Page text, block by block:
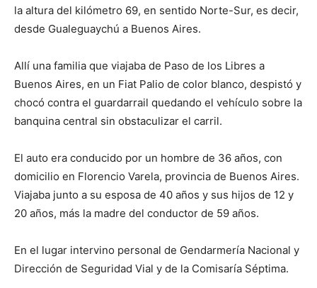
la altura del kilómetro 69, en sentido Norte-Sur, es decir,
desde Gualeguaychú a Buenos Aires.
Allí una familia que viajaba de Paso de los Libres a
Buenos Aires, en un Fiat Palio de color blanco, despistó y
chocó contra el guardarrail quedando el vehículo sobre la
banquina central sin obstaculizar el carril.
El auto era conducido por un hombre de 36 años, con
domicilio en Florencio Varela, provincia de Buenos Aires.
Viajaba junto a su esposa de 40 años y sus hijos de 12 y
20 años, más la madre del conductor de 59 años.
En el lugar intervino personal de Gendarmería Nacional y
Dirección de Seguridad Vial y de la Comisaría Séptima.